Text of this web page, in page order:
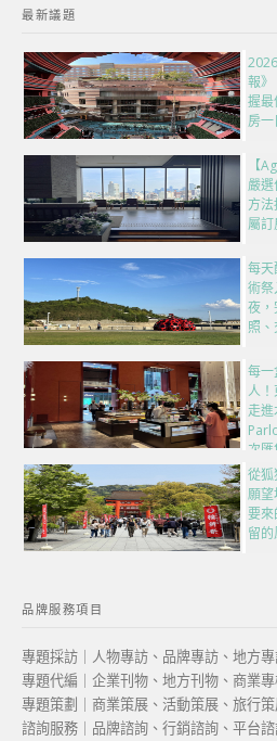
最新議題
報》
握最
房
【
嚴選
方
屬訂
每天
術祭
夜，
照
每一
人
走進
次
從狐
願望
要
留
品牌服務項目
專題採訪｜人物專訪、品牌專訪、地方
專題代編｜企業刊物、地方刊物、商業
專題策劃｜商業策展、活動策展、旅行
諮詢服務｜品牌諮詢、行銷諮詢、平台